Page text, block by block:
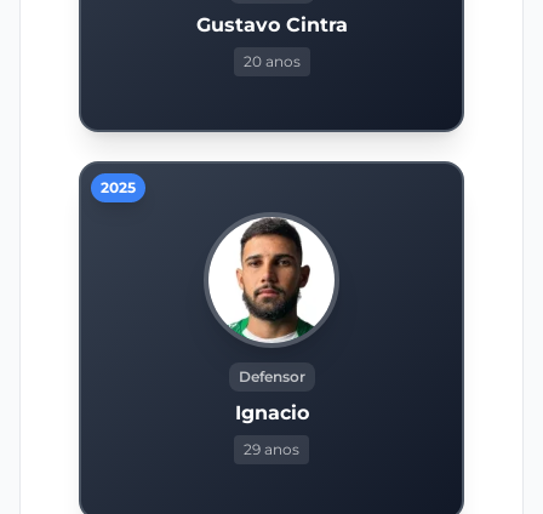
Gustavo Cintra
20 anos
2025
Defensor
Ignacio
29 anos